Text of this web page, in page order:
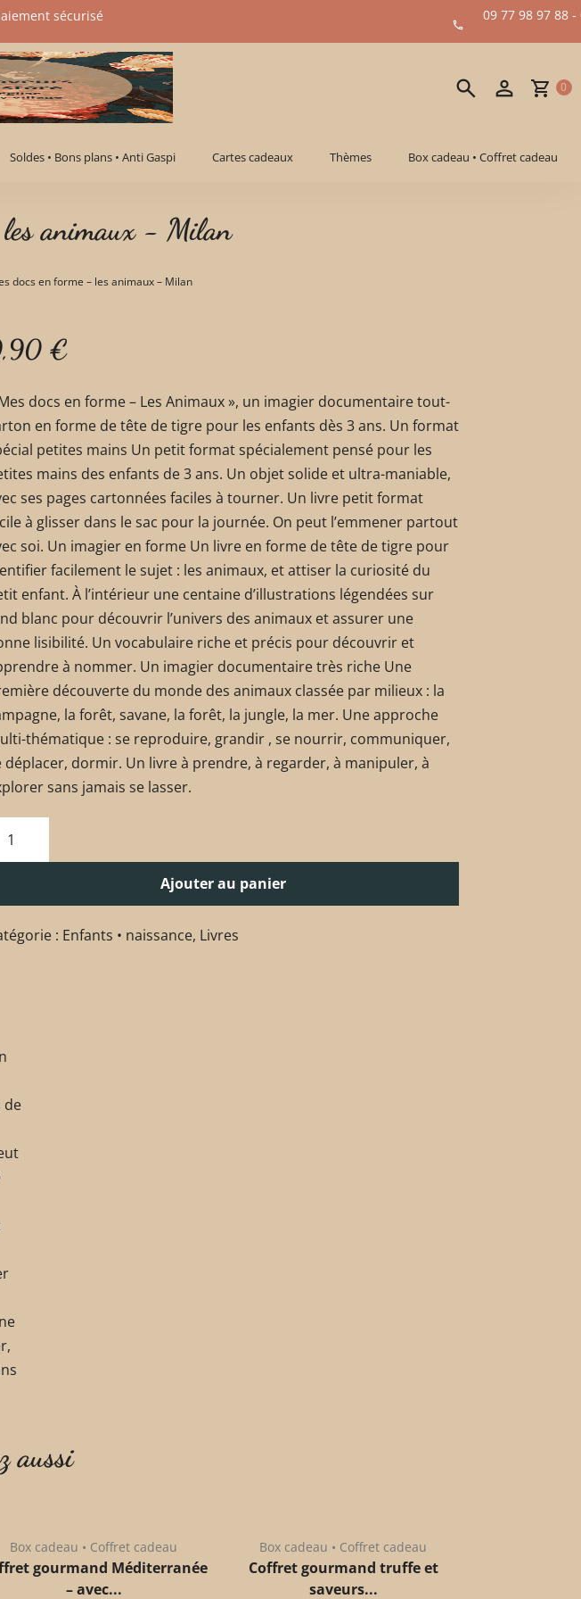
09 77 98 97 88 -
sécurisé​
0
Soldes • Bons plans • Anti Gaspi Cartes cadeaux Thèmes Box cadeau • Coffret cadeau
animaux - Milan
docs en forme – les animaux – Milan
€
docs en forme – Les Animaux », un imagier documentaire tout-
en forme de tête de tigre pour les enfants dès 3 ans. Un format
petites mains Un petit format spécialement pensé pour les
mains des enfants de 3 ans. Un objet solide et ultra-maniable,
ses pages cartonnées faciles à tourner. Un livre petit format
à glisser dans le sac pour la journée. On peut l’emmener partout
soi. Un imagier en forme Un livre en forme de tête de tigre pour
facilement le sujet : les animaux, et attiser la curiosité du
enfant. À l’intérieur une centaine d’illustrations légendées sur
blanc pour découvrir l’univers des animaux et assurer une
lisibilité. Un vocabulaire riche et précis pour découvrir et
à nommer. Un imagier documentaire très riche Une
découverte du monde des animaux classée par milieux : la
la forêt, savane, la forêt, la jungle, la mer. Une approche
thématique : se reproduire, grandir , se nourrir, communiquer,
déplacer, dormir. Un livre à prendre, à regarder, à manipuler, à
sans jamais se lasser.
Ajouter au panier
: Enfants • naissance, Livres
de
aussi
Box cadeau • Coffret cadeau
gourmand Méditerranée
– avec...
Box cadeau • Coffret cadeau
Coffret gourmand truffe et
saveurs...